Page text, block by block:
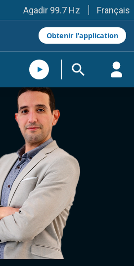
Agadir 99.7 Hz
Tanger 103.3 Hz
Tétouan 87.8 Hz
Fès 98.8 Hz
Meknès 97.2 Hz
El Jadida 97.3
Settat 104,6
Essaouira 96.6
Safi 92.3
Taza 103.0
Taounate 95.6
Tiznit 103.1
SkhourRhamna 92.2
Taroudant 104.9
Guelmim 91.9
Tan-Tan 95.2
Tafraout 104.9
Casablanca 92.5 Hz
Rabat, Salé 106.9 Hz
Marrakech 90.5 Hz
Agadir 99.7 Hz
Tanger 103.3 Hz
Tétouan 87.8 Hz
Fès 98.8 Hz
Français
Obtenir l'application